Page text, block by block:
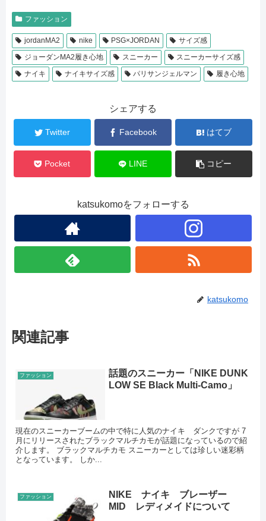
ファッション
jordanMA2 nike PSG×JORDAN
サイズ感
ジョーダンMA2履き心地
スニーカー
スニーカーサイズ感
ナイキ
ナイキサイズ感 パリサンジェルマン 履き心地
シェアする
Twitter Facebook はてブ
Pocket LINE コピー
katsukomoをフォローする
katsukomo
関連記事
ファッション
話題のスニーカー「NIKE DUNK
LOW SE Black Multi-Camo」
現在のスニーカーブームの中で特に人気のナイキ ダンクですが 7
月にリリースされたブラックマルチカモが話題になっているので紹
介します。 ブラックマルチカモ スニーカーとしては珍しい迷彩柄
となっています。 しか...
ファッション
NIKE ナイキ ブレーザー
MID レディメイドについて